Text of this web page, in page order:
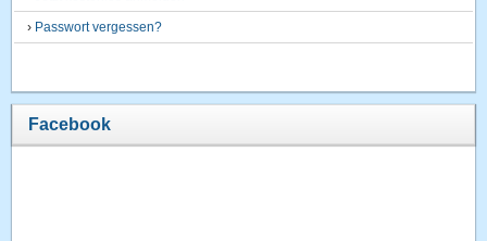
› Passwort vergessen?
Facebook